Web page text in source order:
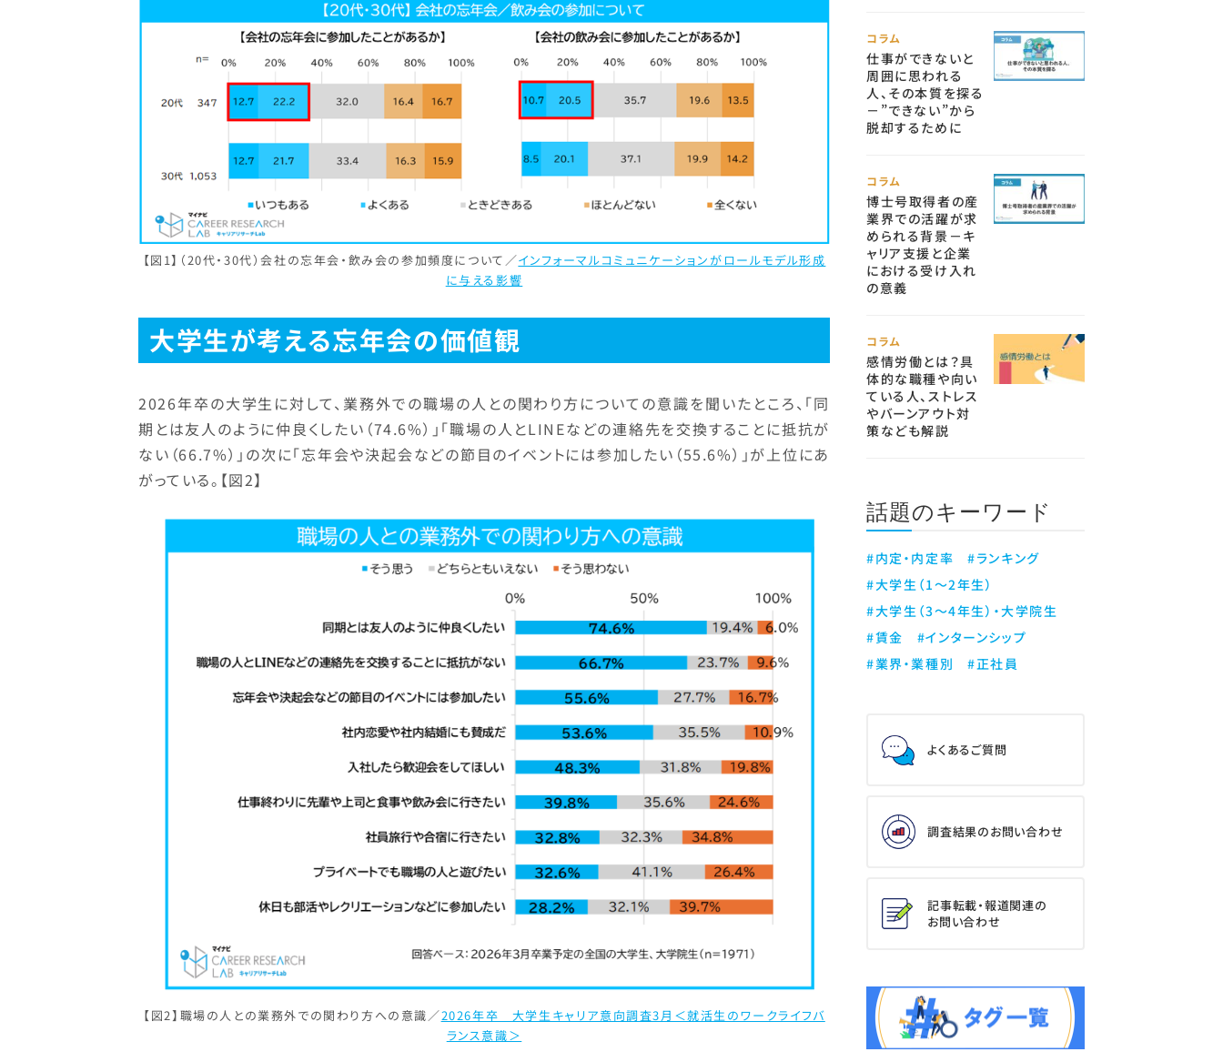
【図1】（20代・30代）会社の忘年会・飲み会の参加頻度について／インフォーマルコミュニケーションがロールモデル形成
に与える影響
大学生が考える忘年会の価値観
2026年卒の大学生に対して、業務外での職場の人との関わり方についての意識を聞いたところ、「同
期とは友人のように仲良くしたい（74.6%）」「職場の人とLINEなどの連絡先を交換することに抵抗が
ない（66.7%）」の次に「忘年会や決起会などの節目のイベントには参加したい（55.6%）」が上位にあ
がっている。【図2】
【図2】職場の人との業務外での関わり方への意識／2026年卒 大学生キャリア意向調査3月＜就活生のワークライフバ
ランス意識＞
コラム
仕事ができないと
周囲に思われる
人、その本質を探る
－”できない”から
脱却するために
コラム
博士号取得者の産
業界での活躍が求
められる背景－キ
ャリア支援と企業
における受け入れ
の意義
コラム
感情労働とは？具
体的な職種や向い
ている人、ストレス
やバーンアウト対
策なども解説
話題のキーワード
#内定・内定率
#ランキング
#大学生（1～2年生）
#大学生（3～4年生）・大学院生
#賃金
#インターンシップ
#業界・業種別
#正社員
よくあるご質問
調査結果のお問い合わせ
記事転載・報道関連の
お問い合わせ